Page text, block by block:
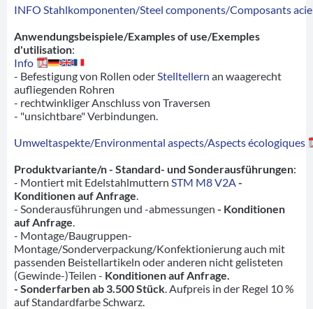
INFO Stahlkomponenten/Steel components/Composants
Anwendungsbeispiele/Examples of use/Exemples
d'utilisation:
Info
- Befestigung von Rollen oder Stelltellern an waagerecht
aufliegenden Rohren
- rechtwinkliger Anschluss von Traversen
- "unsichtbare" Verbindungen.
Umweltaspekte/Environmental aspects/Aspects écologiques
Produktvariante/n - Standard- und Sonderausführungen:
- Montiert mit Edelstahlmuttern STM M8 V2A -
Konditionen auf Anfrage
- Sonderausführungen und -abmessungen - Konditionen
auf Anfrage
- Montage/Baugruppen-
Montage/Sonderverpackung/Konfektionierung auch mit
passenden Beistellartikeln oder anderen nicht gelisteten
(Gewinde-)Teilen - Konditionen auf Anfrage.
- Sonderfarben ab 3.500 Stück . Aufpreis in der Regel 10 %
auf Standardfarbe Schwarz.